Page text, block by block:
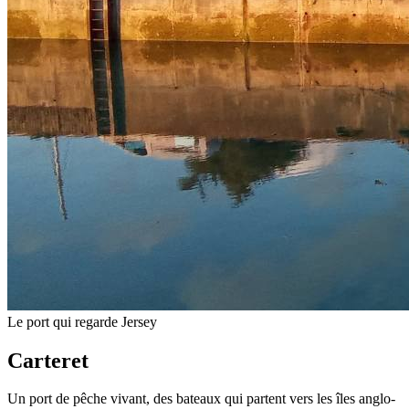
Le port qui regarde Jersey
Carteret
Un port de pêche vivant, des bateaux qui partent vers les îles anglo-